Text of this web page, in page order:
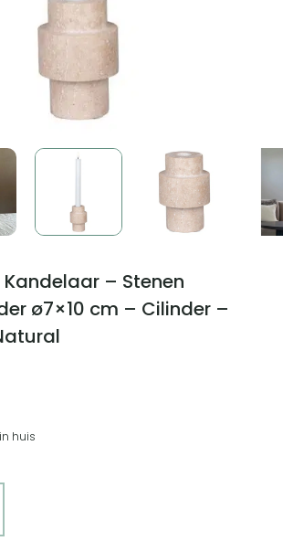
– Stenen
ø7×10 cm – Cilinder –
huis